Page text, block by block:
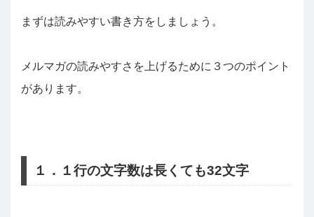
まずは読みやすい書き方をしましょう。
メルマガの読みやすさを上げるために３つのポイント
があります。
１．１行の文字数は長くても32文字